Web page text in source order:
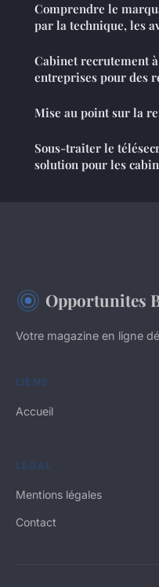
Comprendre le
par la technique, les
Cabinet recrutement
entreprises pour des
Mise au point sur la
Sous-traiter le
solution pour les
Opportunites
Votre magazine en ligne
LIENS
Accueil
LÉGAL
Mentions légales
Contact